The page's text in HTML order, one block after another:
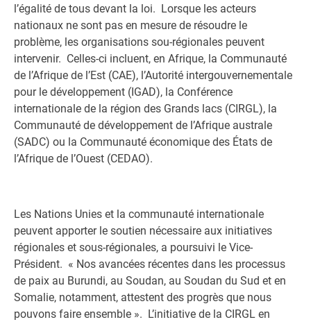
l’égalité de tous devant la loi. Lorsque les acteurs
nationaux ne sont pas en mesure de résoudre le
problème, les organisations sou-régionales peuvent
intervenir. Celles-ci incluent, en Afrique, la Communauté
de l’Afrique de l’Est (CAE), l’Autorité intergouvernementale
pour le développement (IGAD), la Conférence
internationale de la région des Grands lacs (CIRGL), la
Communauté de développement de l’Afrique australe
(SADC) ou la Communauté économique des États de
l’Afrique de l’Ouest (CEDAO).
Les Nations Unies et la communauté internationale
peuvent apporter le soutien nécessaire aux initiatives
régionales et sous-régionales, a poursuivi le Vice-
Président. « Nos avancées récentes dans les processus
de paix au Burundi, au Soudan, au Soudan du Sud et en
Somalie, notamment, attestent des progrès que nous
pouvons faire ensemble ». L’initiative de la CIRGL en